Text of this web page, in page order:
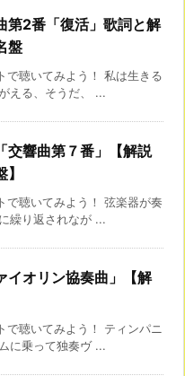
第2番「復活」歌詞と解
盤
で聴いてみよう！ 私は生きる
える、そうだ、 ...
交響曲第７番」【解説
で聴いてみよう！ 弦楽器が奏
繰り返されなが ...
イオリン協奏曲」【解
で聴いてみよう！ ティンパニ
に乗って独奏ヴ ...